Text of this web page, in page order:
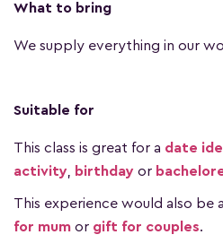
What to bring
We supply everything in our
Suitable for
This class is great for a date
activity
birthday or
This experience would also be
for mum or gift for couples.